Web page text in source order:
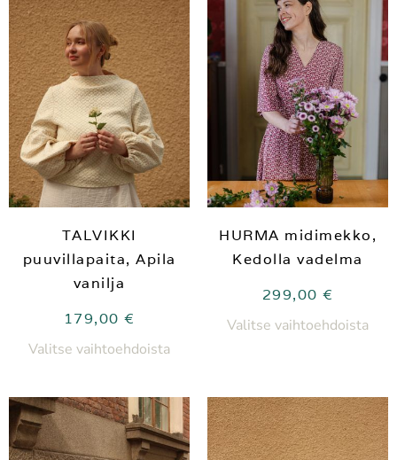
TALVIKKI
puuvillapaita, Apila
vanilja
179,00 €
Valitse vaihtoehdoista
HURMA midimekko,
Kedolla vadelma
299,00 €
Valitse vaihtoehdoista